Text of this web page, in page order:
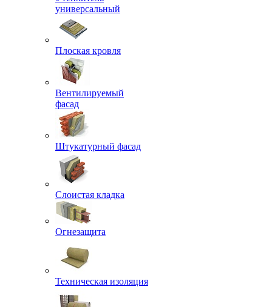
универсальный
Плоская кровля
Вентилируемый
фасад
Штукатурный фасад
Слоистая кладка
Огнезащита
Техническая изоляция